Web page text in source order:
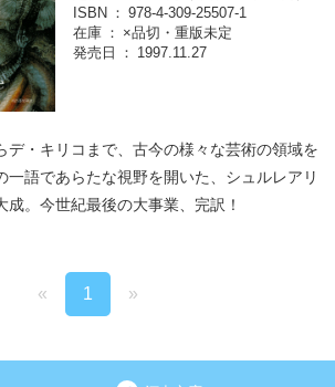
ISBN
978-4-309-25507-1
在庫
×品切・重版未定
発売日
1997.11.27
デ・キリコまで、古今の様々な芸術の領域を
一語であらたな視野を開いた、シュルレアリ
成。今世紀最後の大事業、完訳！
« 1 »